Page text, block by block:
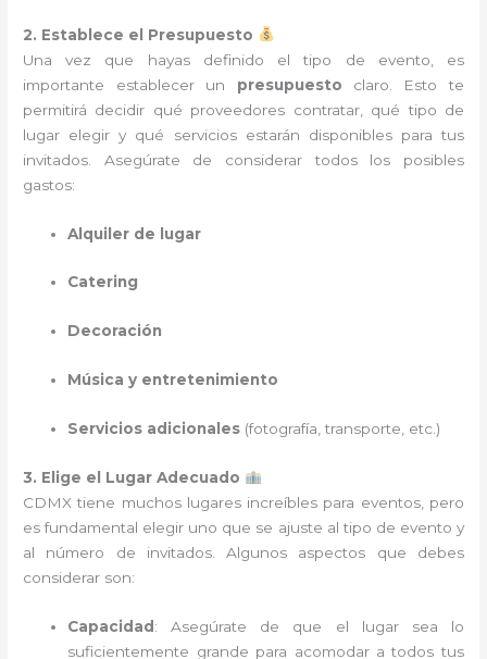
2. Establece el Presupuesto
Una vez que hayas definido el tipo de evento, es
importante establecer un presupuesto claro. Esto te
permitirá decidir qué proveedores contratar, qué tipo de
lugar elegir y qué servicios estarán disponibles para tus
invitados. Asegúrate de considerar todos los posibles
gastos:
Alquiler de lugar
Catering
Decoración
Música y entretenimiento
Servicios adicionales (fotografía, transporte, etc.)
3. Elige el Lugar Adecuado
CDMX tiene muchos lugares increíbles para eventos, pero
es fundamental elegir uno que se ajuste al tipo de evento y
al número de invitados. Algunos aspectos que debes
considerar son:
Capacidad : Asegúrate de que el lugar sea lo
suficientemente grande para acomodar a todos tus